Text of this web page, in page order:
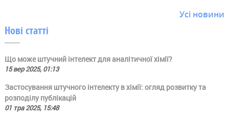
Усі новини
Нові статті
Що може штучний інтелект для аналітичної хімії?
15 вер 2025, 01:13
Застосування штучного інтелекту в хімії: огляд розвитку та
розподілу публікацій
01 тра 2025, 15:48